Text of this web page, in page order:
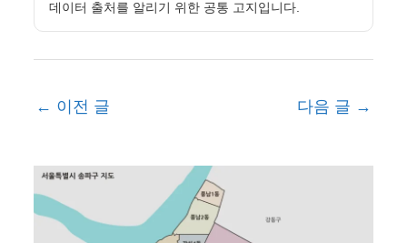
데이터 출처를 알리기 위한 공통 고지입니다.
← 이전 글 다음 글 →